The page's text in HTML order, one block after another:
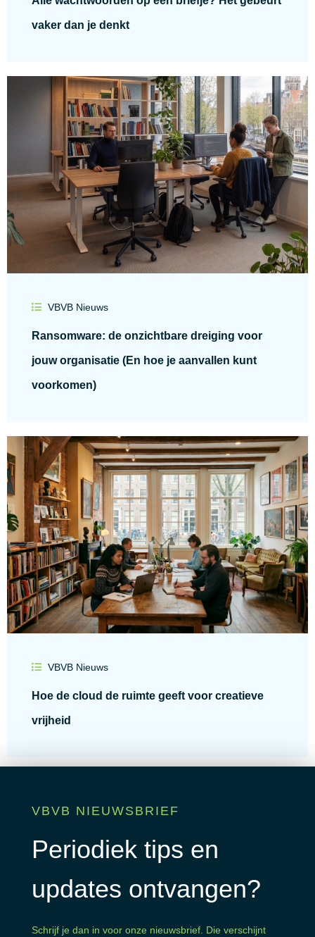
vaker dan je denkt
VBVB Nieuws
Ransomware: de onzichtbare dreiging voor
jouw organisatie (En hoe je aanvallen kunt
voorkomen)
VBVB Nieuws
Hoe de cloud de ruimte geeft voor creatieve
vrijheid
VBVB NIEUWSBRIEF
Periodiek tips en
updates ontvangen?
Schrijf je dan in voor onze nieuwsbrief. Die verschijnt